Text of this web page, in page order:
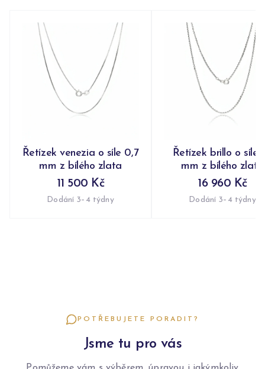
Řetízek venezia o síle 0,7
mm z bílého zlata
11 500 Kč
Dodání 3–4 týdny
Řetízek brillo o síle
mm z bílého zlata
16 960 Kč
Dodání 3–4 týdny
POTŘEBUJETE PORADIT?
Jsme tu pro vás